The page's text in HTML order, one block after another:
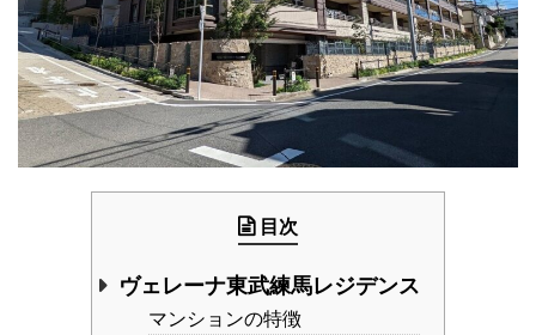
目次
ヴェレーナ東武練馬レジデンス
マンションの特徴